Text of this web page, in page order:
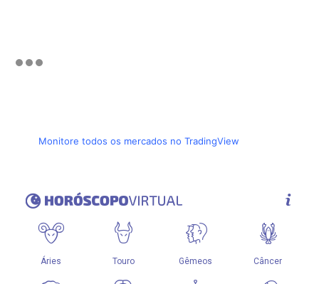
Monitore todos os mercados no TradingView